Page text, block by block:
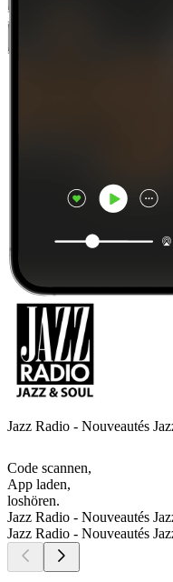
Jazz Radio - Nouveautés
Code scannen,
App laden,
loshören.
Jazz Radio - Nouveautés
Jazz Radio - Nouveautés